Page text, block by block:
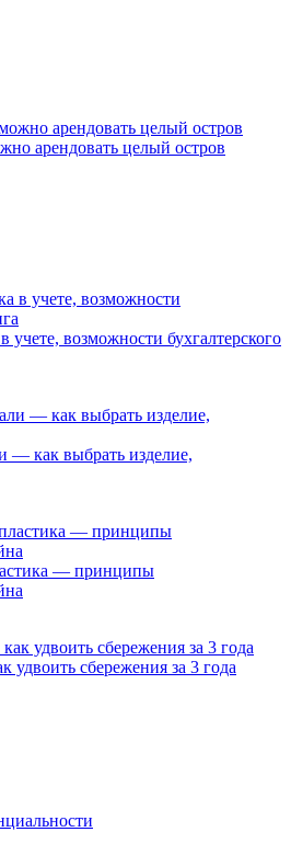
арендовать целый остров
учете, возможности бухгалтерского
— как выбрать изделие,
— принципы
удвоить сбережения за 3 года